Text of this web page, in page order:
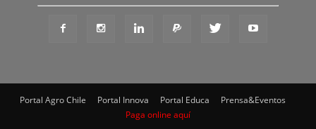
Portal Agro Chile Portal Innova Portal Educa
Prensa&Eventos
Paga online aquí